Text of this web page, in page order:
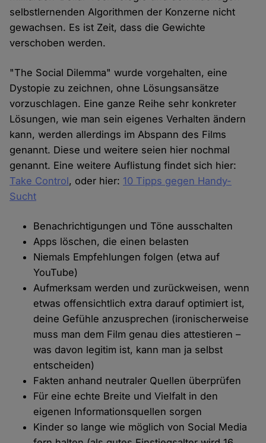
selbstlernenden Algorithmen der Konzerne nicht
gewachsen. Es ist Zeit, dass die Gewichte
verschoben werden.
"The Social Dilemma" wurde vorgehalten, eine
Dystopie zu zeichnen, ohne Lösungsansätze
vorzuschlagen. Eine ganze Reihe sehr konkreter
Lösungen, wie man sein eigenes Verhalten ändern
kann, werden allerdings im Abspann des Films
genannt. Diese und weitere seien hier nochmal
genannt. Eine weitere Auflistung findet sich hier:
Take Control, oder hier: 10 Tipps gegen Handy-
Sucht
Benachrichtigungen und Töne ausschalten
Apps löschen, die einen belasten
Niemals Empfehlungen folgen (etwa auf
YouTube)
Aufmerksam werden und zurückweisen, wenn
etwas offensichtlich extra darauf optimiert ist,
deine Gefühle anzusprechen (ironischerweise
muss man dem Film genau dies attestieren –
was davon legitim ist, kann man ja selbst
entscheiden)
Fakten anhand neutraler Quellen überprüfen
Für eine echte Breite und Vielfalt in den
eigenen Informationsquellen sorgen
Kinder so lange wie möglich von Social Media